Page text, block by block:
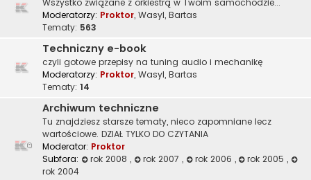
Wszystko związane z orkiestrą w Twoim samochodzie...
Moderatorzy: Proktor, Wasyl, Bartas
Tematy: 563
Techniczny e-book
czyli gotowe przepisy na tuning audio i mechanikę
Moderatorzy: Proktor, Wasyl, Bartas
Tematy: 14
Archiwum techniczne
Tu znajdziesz starsze tematy, nieco zapomniane lecz
wartościowe. DZIAŁ TYLKO DO CZYTANIA
Moderator: Proktor
Subfora:
rok 2008 , rok 2007 , rok 2006 , rok 2005,
rok 2004